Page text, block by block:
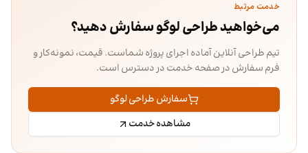
خدمت مرتبط
می‌خواهید طراحی لوگو سفارش دهید؟
تیم طراحی آنلاین آماده اجرای پروژه شماست. قیمت، نمونه‌کار و
فرم سفارش در صفحه خدمت در دسترس است.
سفارش طراحی لوگو
مشاهده خدمت